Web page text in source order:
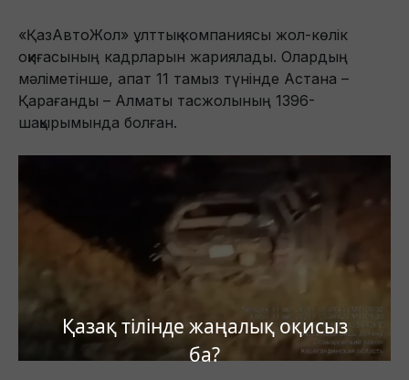
Қазақ тілінде жаңалық оқисыз
ба?
«ҚазАвтоЖол» ұлттық компаниясы жол-көлік
оқиғасының кадрларын жариялады. Олардың
мәліметінше, апат 11 тамыз түнінде Астана –
Қарағанды – Алматы тасжолының 1396-
шақырымында болған.